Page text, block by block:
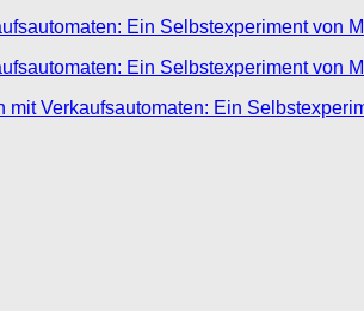
Ein Selbstexperiment von
Ein Selbstexperiment von
mit Verkaufsautomaten: Ein